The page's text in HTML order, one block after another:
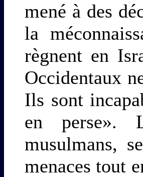
mené à des
la
règnent en
Occidentaux
Ils sont
en perse».
musulmans,
menaces tout